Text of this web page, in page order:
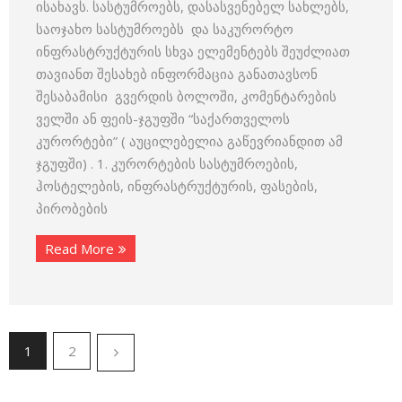
ისახავს. სასტუმროებს, დასასვენებელ სახლებს,
საოჯახო სასტუმროებს და საკურორტო
ინფრასტრუქტურის სხვა ელემენტებს შეუძლიათ
თავიანთ შესახებ ინფორმაცია განათავსონ
შესაბამისი გვერდის ბოლოში, კომენტარების
ველში ან ფეის-ჯგუფში “საქართველოს
კურორტები” ( აუცილებელია გაწევრიანდით ამ
ჯგუფში) . 1. კურორტების სასტუმროების,
ჰოსტელების, ინფრასტრუქტურის, ფასების,
პირობების
Read More
1 2